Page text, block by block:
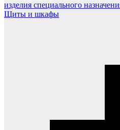
изделия специального
Щиты и шкафы